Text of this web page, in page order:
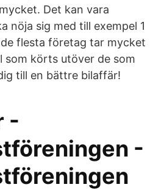
Det kan vara
nöja sig med till exempel 1
flesta företag tar mycket
som körts utöver de som
till en bättre bilaffär!
-
-